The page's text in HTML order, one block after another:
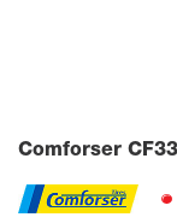
Comforser